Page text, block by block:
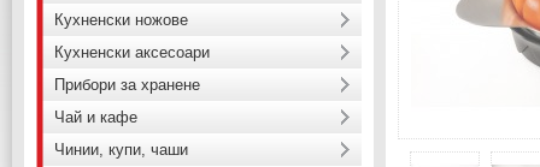
Кухненски ножове
Кухненски аксесоари
Прибори за хранене
Чай и кафе
Чинии, купи, чаши